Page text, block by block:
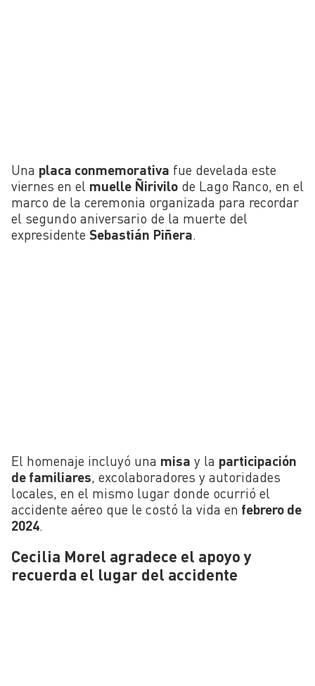
Una placa conmemorativa fue develada este
viernes en el muelle Ñirivilo de Lago Ranco, en el
marco de la ceremonia organizada para recordar
el segundo aniversario de la muerte del
expresidente Sebastián Piñera
El homenaje incluyó una misa y la participación
de familiares, excolaboradores y autoridades
locales, en el mismo lugar donde ocurrió el
accidente aéreo que le costó la vida en febrero de
2024.
Cecilia Morel agradece el apoyo y
recuerda el lugar del accidente